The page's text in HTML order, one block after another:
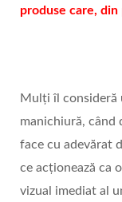
produse care, din
Mulți îl consideră
manichiură, când
face cu adevărat
ce acționează ca
vizual imediat al